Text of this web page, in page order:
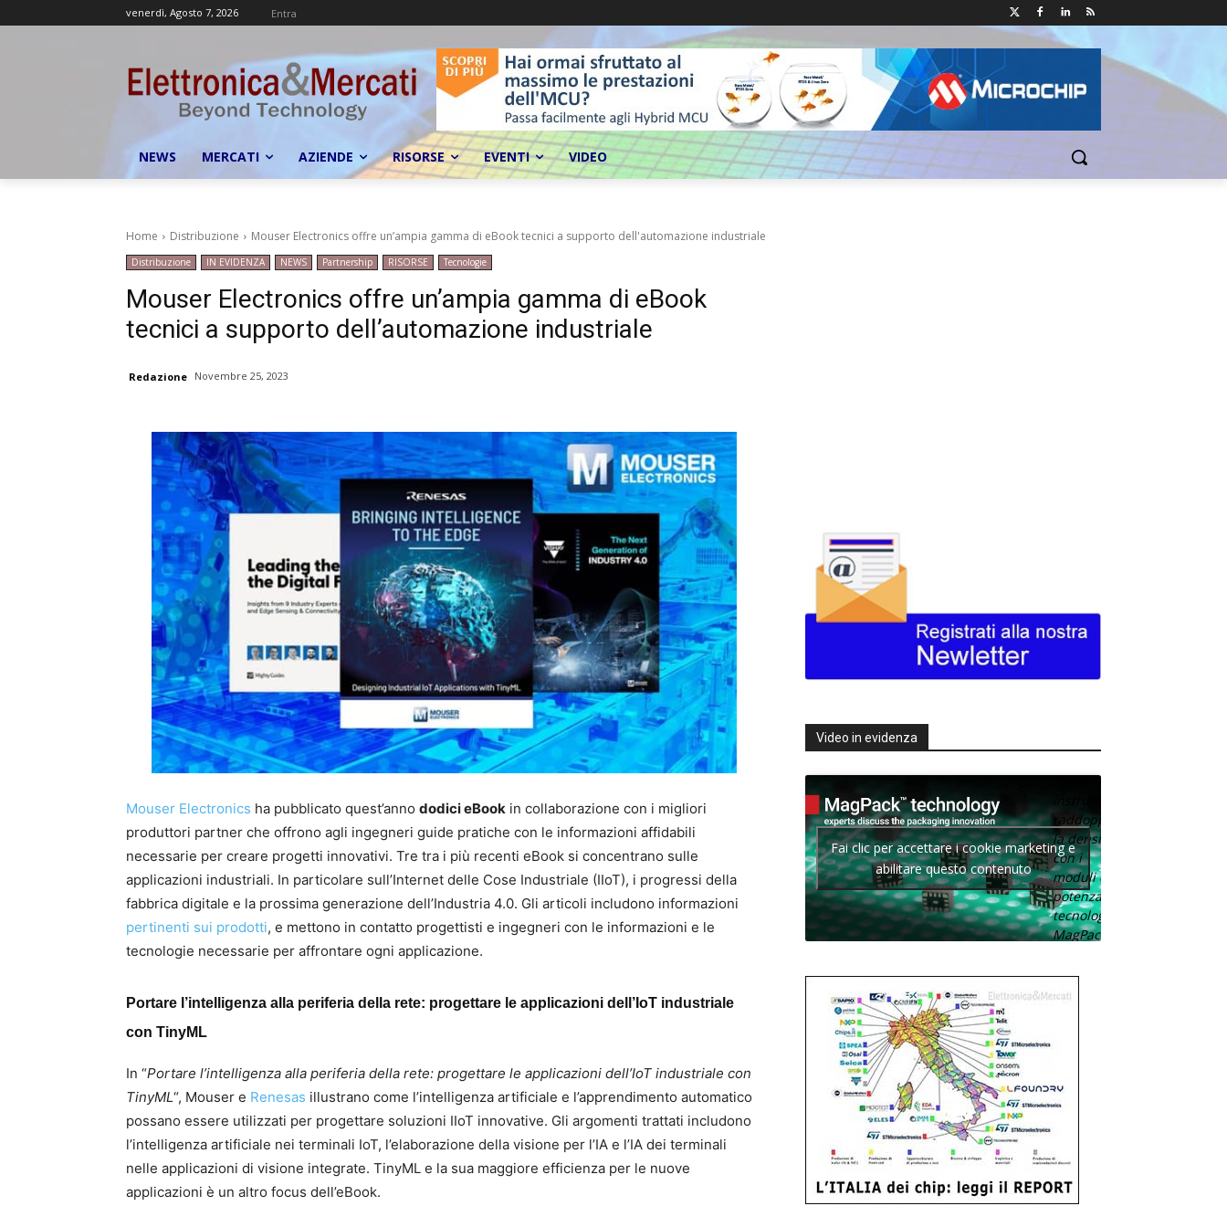
venerdì, Agosto 7, 2026 Entra
NEWS MERCATI AZIENDE RISORSE EVENTI VIDEO
Home Distribuzione Mouser Electronics offre un’ampia gamma di eBook tecnici a supporto dell'automazione industriale
Distribuzione IN EVIDENZA NEWS Partnership RISORSE Tecnologie
Mouser Electronics offre un’ampia gamma di eBook
tecnici a supporto dell’automazione industriale
Redazione Novembre 25, 2023
Mouser Electronics ha pubblicato quest’anno dodici eBook in collaborazione con i migliori
produttori partner che offrono agli ingegneri guide pratiche con le informazioni affidabili
necessarie per creare progetti innovativi. Tre tra i più recenti eBook si concentrano sulle
applicazioni industriali. In particolare sull’Internet delle Cose Industriale (IIoT), i progressi della
fabbrica digitale e la prossima generazione dell’Industria 4.0. Gli articoli includono informazioni
pertinenti sui prodotti, e mettono in contatto progettisti e ingegneri con le informazioni e le
tecnologie necessarie per affrontare ogni applicazione.
Portare l’intelligenza alla periferia della rete: progettare le applicazioni dell’IoT industriale
con TinyML
In “Portare l’intelligenza alla periferia della rete: progettare le applicazioni dell’IoT industriale con
TinyML“, Mouser e Renesas illustrano come l’intelligenza artificiale e l’apprendimento automatico
possano essere utilizzati per progettare soluzioni IIoT innovative. Gli argomenti trattati includono
l’intelligenza artificiale nei terminali IoT, l’elaborazione della visione per l’IA e l’IA dei terminali
nelle applicazioni di visione integrate. TinyML e la sua maggiore efficienza per le nuove
applicazioni è un altro focus dell’eBook.
Video in evidenza
Texas
raddoppia
la densità
con i
moduli di
potenza con
tecnologia
MagPack.
Fai clic per accettare i cookie marketing e
abilitare questo contenuto